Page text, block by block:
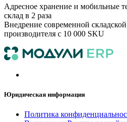
Адресное хранение и мобильные
склад в 2 раза
Внедрение современной
производителя с 10 000 SKU
Юридическая информация
Политика